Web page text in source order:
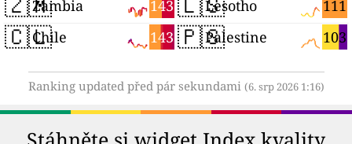
143
Zambia
🇨🇱 143
Chile
111
Lesotho
🇵🇸 103
Palestine
Ranking updated před pár sekundami (6. srp 2026 1:16)